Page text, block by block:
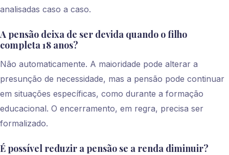
analisadas caso a caso.
A pensão deixa de ser devida quando o filho
completa 18 anos?
Não automaticamente. A maioridade pode alterar a
presunção de necessidade, mas a pensão pode continuar
em situações específicas, como durante a formação
educacional. O encerramento, em regra, precisa ser
formalizado.
É possível reduzir a pensão se a renda diminuir?